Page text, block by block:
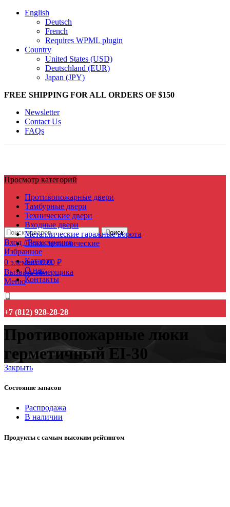
English
Deutsch
French
Requires WPML plugin
Country
United States (USD)
Deutschland (EUR)
Japan (JPY)
FREE SHIPPING FOR ALL ORDERS OF $150
Newsletter
Contact Us
FAQs
Поиск
Вход / Регистрация
Избранное
0 элемент 0,00 ₽
Вызвать замерщика
Меню
Просмотр категорий
Противопожарные двери
Тамбурные двери
Технические двери
Входные двери
Металлические гаражные ворота
Люки металлические
Каталог
О нас
Контакты
+7 (812) 928-28-28
Противопожарные люки
герметичный EI-30
Закрыть
Состояние запасов
Распродажа
В наличии
Продукты с самым высоким рейтингом